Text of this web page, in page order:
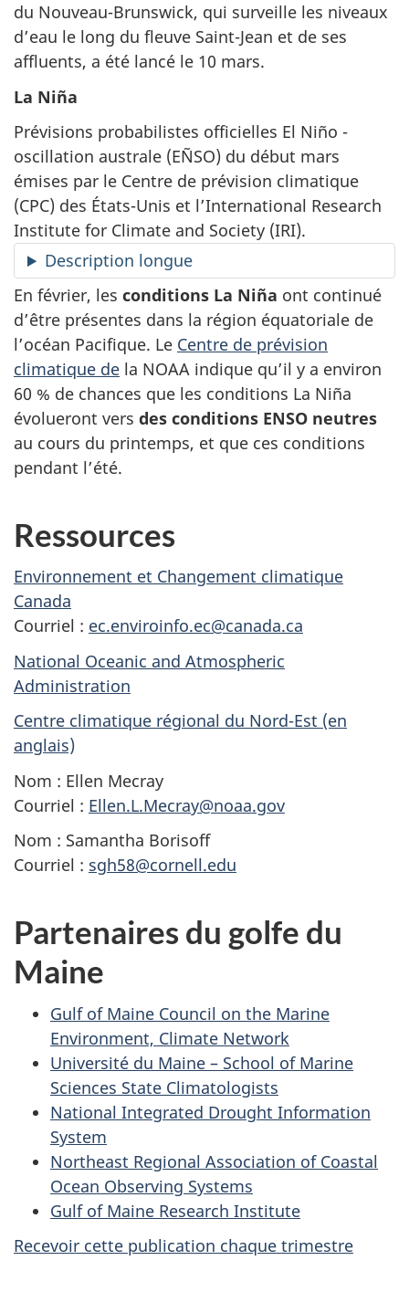
du Nouveau-Brunswick, qui surveille les niveaux
d’eau le long du fleuve Saint-Jean et de ses
affluents, a été lancé le 10 mars.
La Niña
Prévisions probabilistes officielles El Niño -
oscillation australe (EÑSO) du début mars
émises par le Centre de prévision climatique
(CPC) des États-Unis et l’International Research
Institute for Climate and Society (IRI).
Description longue
En février, les conditions La Niña ont continué
d’être présentes dans la région équatoriale de
l’océan Pacifique. Le Centre de prévision
climatique de la NOAA indique qu’il y a environ
60 % de chances que les conditions La Niña
évolueront vers des conditions ENSO neutres
au cours du printemps, et que ces conditions
pendant l’été.
Ressources
Environnement et Changement climatique
Canada
Courriel : ec.enviroinfo.ec@canada.ca
National Oceanic and Atmospheric
Administration
Centre climatique régional du Nord-Est (en
anglais)
Nom : Ellen Mecray
Courriel : Ellen.L.Mecray@noaa.gov
Nom : Samantha Borisoff
Courriel : sgh58@cornell.edu
Partenaires du golfe du
Maine
Gulf of Maine Council on the Marine
Environment, Climate Network
Université du Maine – School of Marine
Sciences State Climatologists
National Integrated Drought Information
System
Northeast Regional Association of Coastal
Ocean Observing Systems
Gulf of Maine Research Institute
Recevoir cette publication chaque trimestre